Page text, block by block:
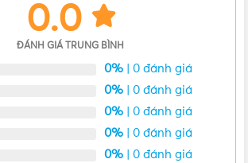
0.0
ĐÁNH GIÁ TRUNG BÌNH
0% | 0 đánh giá
0% | 0 đánh giá
0% | 0 đánh giá
0% | 0 đánh giá
0% | 0 đánh giá